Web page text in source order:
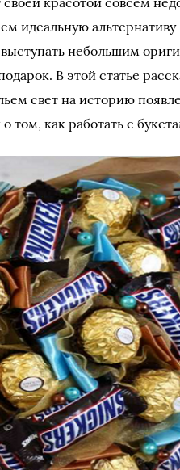
идеальную
небольшим
В этой статье
свет на историю
как работать с